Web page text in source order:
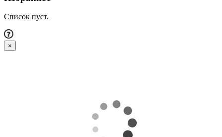
Список пуст.
×